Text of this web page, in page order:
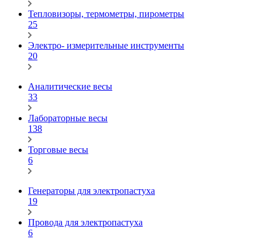
Тепловизоры, термометры, пирометры
25
Электро- измерительные инструменты
20
Аналитические весы
33
Лабораторные весы
138
Торговые весы
6
Генераторы для электропастуха
19
Провода для электропастуха
6